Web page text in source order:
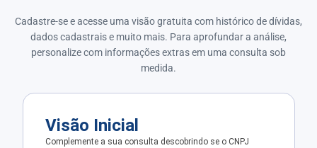
Cadastre-se e acesse uma visão gratuita com histórico de dívidas,
dados cadastrais e muito mais. Para aprofundar a análise,
personalize com informações extras em uma consulta sob
medida.
Visão Inicial
Complemente a sua consulta descobrindo se o CNPJ